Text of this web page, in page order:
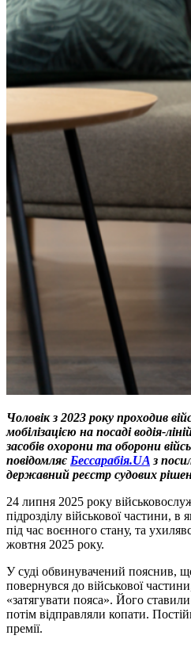
Чоловік з 2023 року проходив
мобілізацією на посаді водія-
засобів охорони та оборони
повідомляє Бессарабія.UA з
державний реєстр судових
24 липня 2025 року
підрозділу військової частини, в
під час воєнного стану, та
жовтня 2025 року.
У суді обвинувачений пояснив,
повернувся до військової
«затягувати пояса». Його
потім відправляли копати.
премії.